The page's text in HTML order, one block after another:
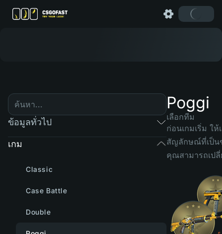
ข้อมูลทั่วไป
เกม
Classic
Case Battle
Double
Poggi
เลือกทีม
ก่อนเกมเริ่ม ใ
สัญลักษณ์ที่เป็น
คุณสามารถเป